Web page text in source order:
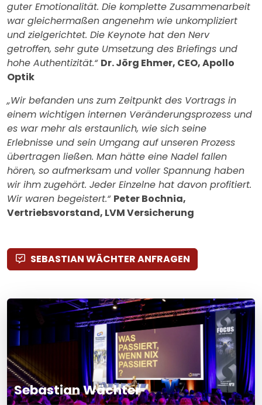
guter Emotionalität. Die komplette Zusammenarbeit
war gleichermaßen angenehm wie unkompliziert
und zielgerichtet. Die Keynote hat den Nerv
getroffen, sehr gute Umsetzung des Briefings und
hohe Authentizität.“ Dr. Jörg Ehmer, CEO, Apollo
Optik
„Wir befanden uns zum Zeitpunkt des Vortrags in
einem wichtigen internen Veränderungsprozess und
es war mehr als erstaunlich, wie sich seine
Erlebnisse und sein Umgang auf unseren Prozess
übertragen ließen. Man hätte eine Nadel fallen
hören, so aufmerksam und voller Spannung haben
wir ihm zugehört. Jeder Einzelne hat davon profitiert.
Wir waren begeistert.“ Peter Bochnia,
Vertriebsvorstand, LVM Versicherung
SEBASTIAN WÄCHTER ANFRAGEN
Sebastian Wächter